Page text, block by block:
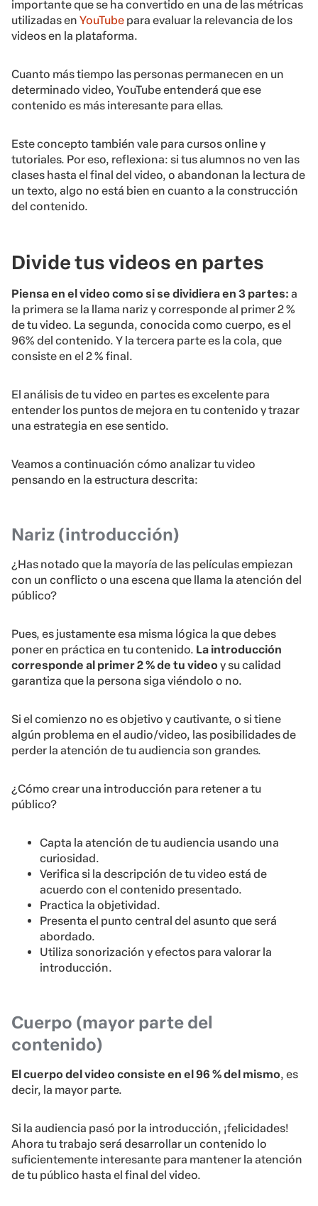
importante que se ha convertido en una de las métricas
utilizadas en YouTube para evaluar la relevancia de los
videos en la plataforma.
Cuanto más tiempo las personas permanecen en un
determinado video, YouTube entenderá que ese
contenido es más interesante para ellas.
Este concepto también vale para cursos online y
tutoriales. Por eso, reflexiona: si tus alumnos no ven las
clases hasta el final del video, o abandonan la lectura de
un texto, algo no está bien en cuanto a la construcción
del contenido.
Divide tus videos en partes
Piensa en el video como si se dividiera en 3 partes: a
la primera se la llama nariz y corresponde al primer 2 %
de tu video. La segunda, conocida como cuerpo, es el
96% del contenido. Y la tercera parte es la cola, que
consiste en el 2 % final.
El análisis de tu video en partes es excelente para
entender los puntos de mejora en tu contenido y trazar
una estrategia en ese sentido.
Veamos a continuación cómo analizar tu video
pensando en la estructura descrita:
Nariz (introducción)
¿Has notado que la mayoría de las películas empiezan
con un conflicto o una escena que llama la atención del
público?
Pues, es justamente esa misma lógica la que debes
poner en práctica en tu contenido. La introducción
corresponde al primer 2 % de tu video y su calidad
garantiza que la persona siga viéndolo o no.
Si el comienzo no es objetivo y cautivante, o si tiene
algún problema en el audio/video, las posibilidades de
perder la atención de tu audiencia son grandes.
¿Cómo crear una introducción para retener a tu
público?
Capta la atención de tu audiencia usando una
curiosidad.
Verifica si la descripción de tu video está de
acuerdo con el contenido presentado.
Practica la objetividad.
Presenta el punto central del asunto que será
abordado.
Utiliza sonorización y efectos para valorar la
introducción.
Cuerpo (mayor parte del
contenido)
El cuerpo del video consiste en el 96 % del mismo, es
decir, la mayor parte.
Si la audiencia pasó por la introducción, ¡felicidades!
Ahora tu trabajo será desarrollar un contenido lo
suficientemente interesante para mantener la atención
de tu público hasta el final del video.